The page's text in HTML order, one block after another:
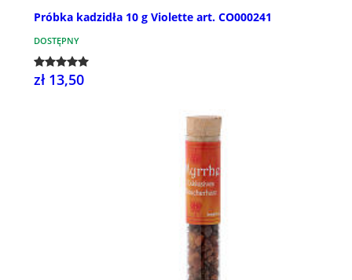
Próbka kadzidła 10 g Violette art. CO000241
DOSTĘPNY
zł 13,50